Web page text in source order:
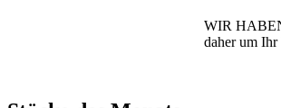
WIR
daher um Ihr